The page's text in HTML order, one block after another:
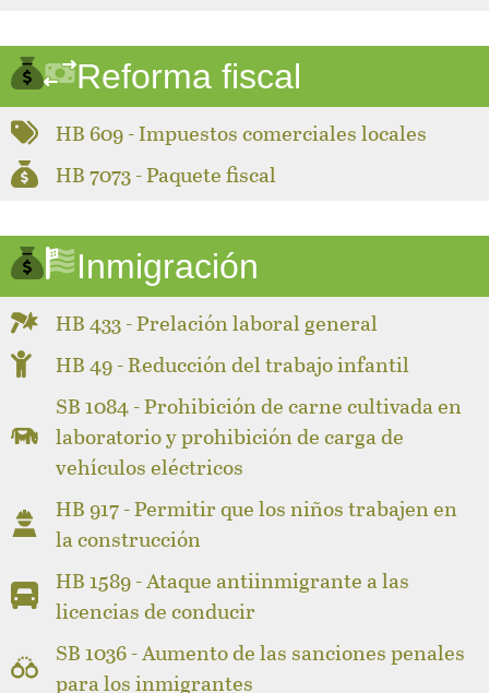
Reforma fiscal
HB 609 - Impuestos comerciales locales
HB 7073 - Paquete fiscal
Inmigración
HB 433 - Prelación laboral general
HB 49 - Reducción del trabajo infantil
SB 1084 - Prohibición de carne cultivada en
laboratorio y prohibición de carga de
vehículos eléctricos
HB 917 - Permitir que los niños trabajen en
la construcción
HB 1589 - Ataque antiinmigrante a las
licencias de conducir
SB 1036 - Aumento de las sanciones penales
para los inmigrantes